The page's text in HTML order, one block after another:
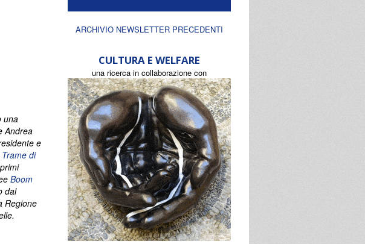
una
Andrea
e
Trame di
Boom
dal
Regione
ARCHIVIO NEWSLETTER PRECEDENTI
CULTURA E WELFARE
una ricerca in collaborazione con